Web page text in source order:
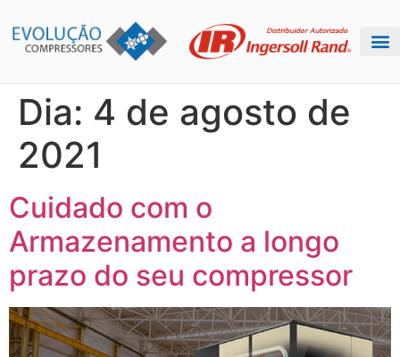
Dia: 4 de agosto de
2021
Cuidado com o
Armazenamento a longo
prazo do seu compressor